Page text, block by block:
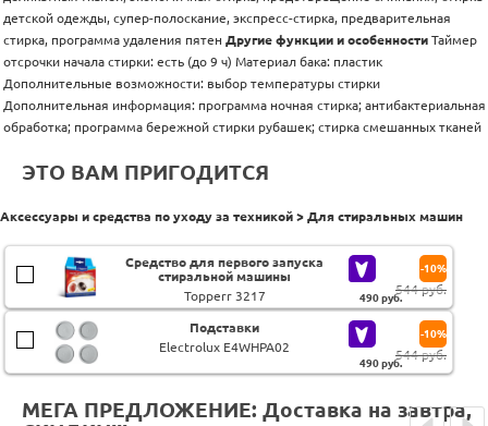
детской одежды, супер-полоскание, экспресс-стирка, предварительная
стирка, программа удаления пятен Другие функции и особенности Таймер
отсрочки начала стирки: есть (до 9 ч) Материал бака: пластик
Дополнительные возможности: выбор температуры стирки
Дополнительная информация: программа ночная стирка; антибактериальная
обработка; программа бережной стирки рубашек; стирка смешанных тканей
ЭТО ВАМ ПРИГОДИТСЯ
Аксессуары и средства по уходу за техникой > Для стиральных машин
Средство для первого запуска
стиральной машины
Topperr 3217
490руб.
544 руб.
-10%
Подставки
Electrolux E4WHPA02
490руб.
544 руб.
-10%
МЕГА ПРЕДЛОЖЕНИЕ: Доставка на завтра,